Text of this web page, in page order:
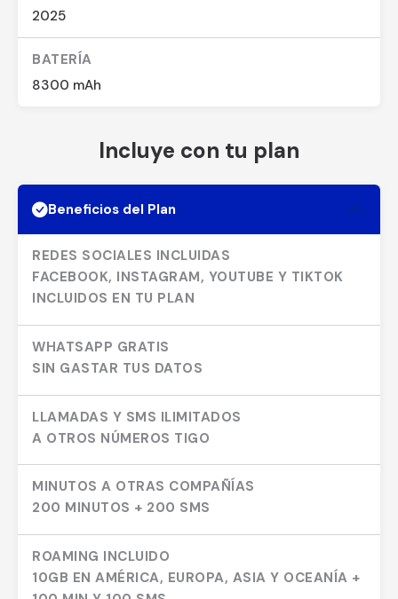
2025
BATERÍA
8300 mAh
Incluye con tu plan
Beneficios del Plan
REDES SOCIALES INCLUIDAS
FACEBOOK, INSTAGRAM, YOUTUBE Y TIKTOK
INCLUIDOS EN TU PLAN
WHATSAPP GRATIS
SIN GASTAR TUS DATOS
LLAMADAS Y SMS ILIMITADOS
A OTROS NÚMEROS TIGO
MINUTOS A OTRAS COMPAÑÍAS
200 MINUTOS + 200 SMS
ROAMING INCLUIDO
10GB EN AMÉRICA, EUROPA, ASIA Y OCEANÍA +